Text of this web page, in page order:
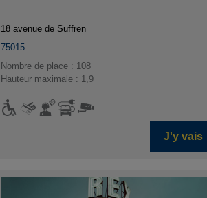
18 avenue de Suffren
75015
Nombre de place : 108
Hauteur maximale : 1,9
J'y vais